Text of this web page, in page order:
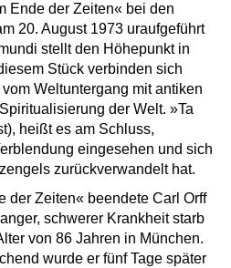
Ende der Zeiten« bei den
20. August 1973 uraufgeführt
stellt den Höhepunkt in
Stück verbinden sich
Weltuntergang mit antiken
der Welt. »Ta
heißt es am Schluss,
eingesehen und sich
zurückverwandelt hat.
der Zeiten« beendete Carl Orff
schwerer Krankheit starb
von 86 Jahren in München.
wurde er fünf Tage später